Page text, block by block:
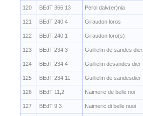
120 BEdT 366,13 Perol dalv(er)nia
121 BEdT 240,4 Giraudon loros
122 BEdT 240,1 Giraudon loro(s)
123 BEdT 234,3 Guillielm de sandes dier
124 BEdT 234,4 Guillielm desandes dier
125 BEdT 234,11 Guillielm de sandesdier
126 BEdT 11,2 Naimeric de belle noi
127 BEdT 9,3 Naimeric di belle nuoi